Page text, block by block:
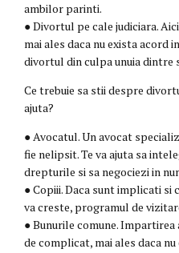
ambilor parinti.
● Divortul pe cale judiciara.
mai ales daca nu exista acord
divortul din culpa unuia dintre
Ce trebuie sa stii despre
ajuta?
● Avocatul. Un avocat
fie nelipsit. Te va ajuta sa
drepturile si sa negociezi in
● Copiii. Daca sunt implicati si
va creste, programul de
● Bunurile comune.
de complicat, mai ales daca